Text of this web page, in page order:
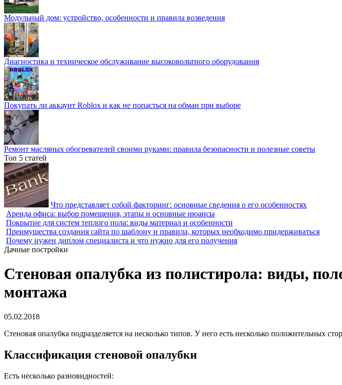
Модульный дом: устройство, особенности и правила возведения
Диагностика и техническое обслуживание высоковольтного оборудования
Покупать ли аккаунт Roblox и как не попасться на обман при выборе
Ремонт масляных обогревателей своими руками: правила безопасности и полезные советы
Топ 5 статей
Что представляет собой факторинг: основные сведения о его особенностях
Аренда офиса: выбор помещения, этапы и основные нюансы
Покрытие для систем теплого пола: виды материал и особенности
Преимущества создания сайта по шаблону и правила, которых необходимо придерживаться
Почему нужен диплом специалиста и что нужно для его получения
Дачные постройки
Стеновая опалубка из полистирола: виды,
монтажа
05.02.2018
Стеновая опалубка подразделяется на несколько типов. У него есть несколько положительных
Классификация стеновой опалубки
Есть несколько разновидностей: